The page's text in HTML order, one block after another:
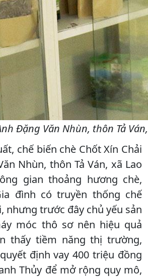
Đặng Văn Nhùn, thôn Tả
chế biến chè Chốt Xín Chải
Nhùn, thôn Tả Ván, xã Lao
gian thoảng hương chè,
đình có truyền thống chế
nhưng trước đây chủ yếu sản
móc thô sơ nên hiệu quả
thấy tiềm năng thị trường,
định vay 400 triệu đồng
Thủy để mở rộng quy mô,